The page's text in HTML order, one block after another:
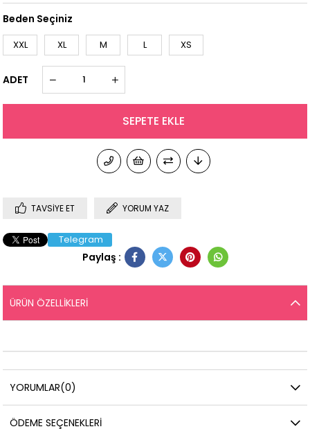
Beden Seçiniz
XXL XL M L XS
ADET
TAVSIYE ET YORUM YAZ
Telegram
Paylaş :
ÜRÜN ÖZELLIKLERI
YORUMLAR(0)
ÖDEME SEÇENEKLERI